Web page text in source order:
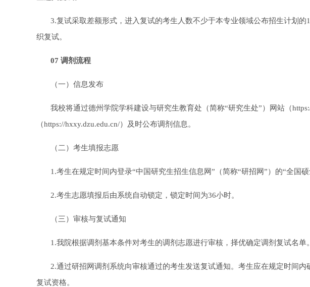
3.复试采取差额形式，进入复试的考生人数不少于本专业领域公布招生计划
织复试。
07 调剂流程
（一）信息发布
我校将通过德州学院学科建设与研究生教育处（简称“研究生处”）网站（
（https://hxxy.dzu.edu.cn/）及时公布调剂信息。
（二）考生填报志愿
1.考生在规定时间内登录“中国研究生招生信息网”（简称“研招网”）的“全国
2.考生志愿填报后由系统自动锁定，锁定时间为36小时。
（三）审核与复试通知
1.我院根据调剂基本条件对考生的调剂志愿进行审核，择优确定调剂复试名单。
2.通过研招网调剂系统向审核通过的考生发送复试通知。考生应在规定时间
复试资格。